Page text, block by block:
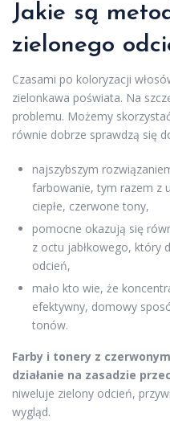
Jakie są
zielonego
Czasami po koloryzacji
zielonkawa poświata. Na
problemu. Możemy
równie dobrze sprawdzą się
najszybszym
farbowanie, tym razem z
ciepłe, czerwone tony,
pomocne okazują się
z octu jabłkowego, który
odcień,
mało kto wie, że
efektywny, domowy
tonów.
Farby i tonery z
działanie na zasadzie
niweluje zielony odcień,
wygląd.